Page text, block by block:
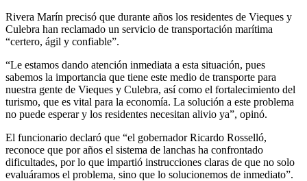
Rivera Marín precisó que durante años los residentes de Vieques y
Culebra han reclamado un servicio de transportación marítima
“certero, ágil y confiable”.
“Le estamos dando atención inmediata a esta situación, pues
sabemos la importancia que tiene este medio de transporte para
nuestra gente de Vieques y Culebra, así como el fortalecimiento del
turismo, que es vital para la economía. La solución a este problema
no puede esperar y los residentes necesitan alivio ya”, opinó.
El funcionario declaró que “el gobernador Ricardo Rosselló,
reconoce que por años el sistema de lanchas ha confrontado
dificultades, por lo que impartió instrucciones claras de que no solo
evaluáramos el problema, sino que lo solucionemos de inmediato”.